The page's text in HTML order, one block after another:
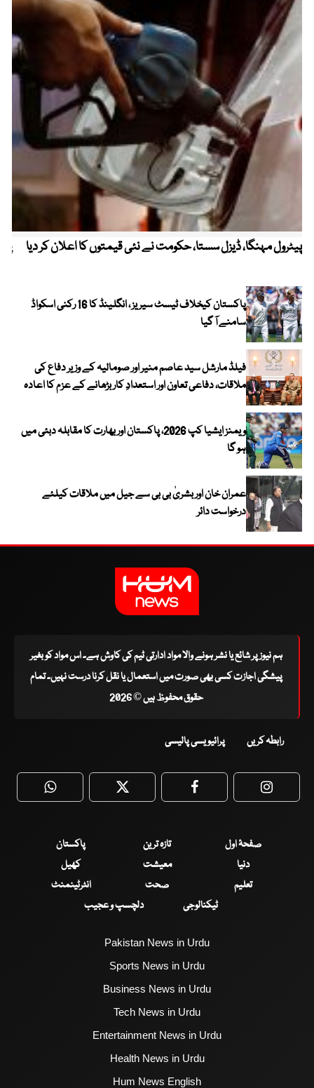
پیٹرول مہنگا، ڈیزل سستا، حکومت نے نئی قیمتوں کا اعلان کر دیا
پاکستان کیخلاف ٹیسٹ سیریز ، انگلینڈ کا 16 رکنی اسکواڈ
سامنے آ گیا
فیلڈ مارشل سید عاصم منیر اور صومالیہ کے وزیر دفاع کی
ملاقات، دفاعی تعاون اور استعدادِ کار بڑھانے کے عزم کا اعادہ
ویمنز ایشیا کپ 2026، پاکستان اور بھارت کا مقابلہ دبئی میں
ہو گا
عمران خان اور بشریٰ بی بی سے جیل میں ملاقات کیلئے
درخواست دائر
ہم نیوز پر شائع یا نشر ہونے والا مواد ادارتی ٹیم کی کاوش ہے۔ اس مواد کو بغیر
پیشگی اجازت کسی بھی صورت میں استعمال یا نقل کرنا درست نہیں۔ تمام
حقوق محفوظ ہیں © 2026
رابطہ کریں پرائیویسی پالیسی
WhatsApp Twitter Facebook
صفحۂ اول تازہ ترین
پاکستان
دنیا
معیشت
کھیل
تعلیم
صحت
انٹرٹینمنٹ
ٹیکنالوجی
دلچسپ و عجیب
Pakistan News in Urdu
Sports News in Urdu
Business News in Urdu
Tech News in Urdu
Entertainment News in Urdu
Health News in Urdu
Hum News English